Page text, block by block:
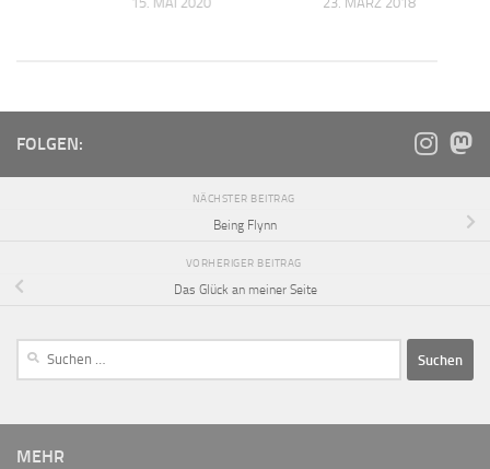
FOLGEN:
NÄCHSTER BEITRAG
Being Flynn
VORHERIGER BEITRAG
Das Glück an meiner Seite
MEHR